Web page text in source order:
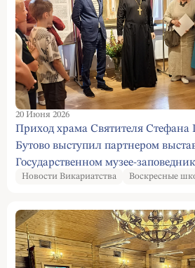
20 Июня 2026
Приход храма Святителя
Бутово выступил партнером
Государственном музее-
Новости Викариатства Воскресные